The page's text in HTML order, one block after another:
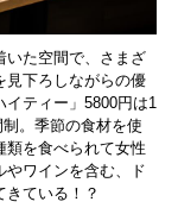
いた空間で、さまざ
見下ろしながらの優
ティー」5800円は1
。季節の食材を使
類を食べられて女性
ワインを含む、ド
きている！？